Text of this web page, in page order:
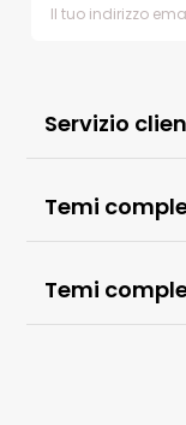
Servizio
Temi
Temi